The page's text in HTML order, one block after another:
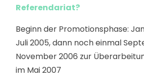
Referendariat?
Beginn der Promotionsphase:
Juli 2005, dann noch einmal
November 2006 zur
im Mai 2007